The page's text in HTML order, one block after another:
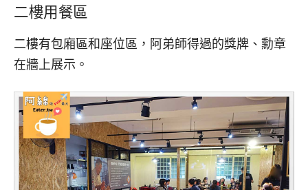
二樓用餐區
二樓有包廂區和座位區，阿弟師得過的獎牌、勳章
在牆上展示。